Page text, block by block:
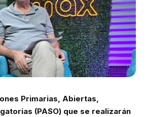
Primarias, Abiertas,
(PASO) que se realizarán